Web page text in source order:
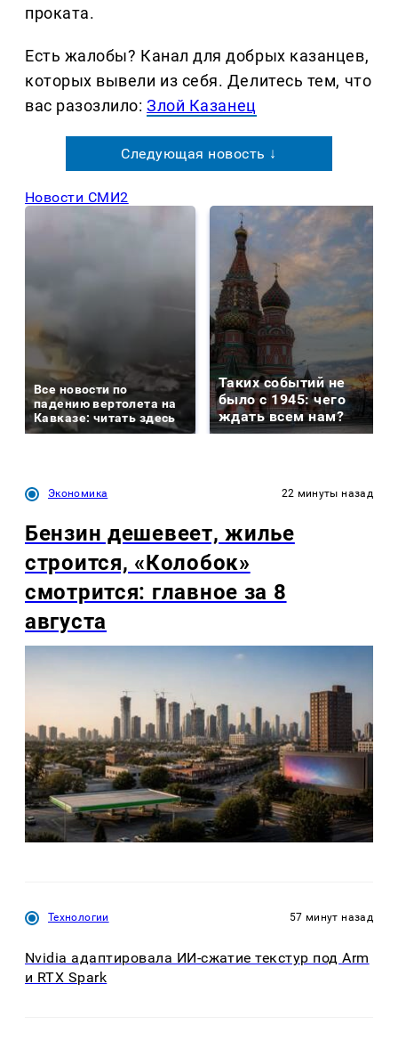
проката.
Есть жалобы? Канал для добрых казанцев,
которых вывели из себя. Делитеcь тем, что
вас разозлило:Злой Казанец
Следующая новость ↓
Новости СМИ2
Все новости по
падению вертолета на
Кавказе: читать здесь
Таких событий не
было с 1945: чего
ждать всем нам?
Экономика 22 минуты назад
Бензин дешевеет, жилье
строится, «Колобок»
смотрится: главное за 8
августа
Технологии 57 минут назад
Nvidia адаптировала ИИ-сжатие текстур под Arm
и RTX Spark